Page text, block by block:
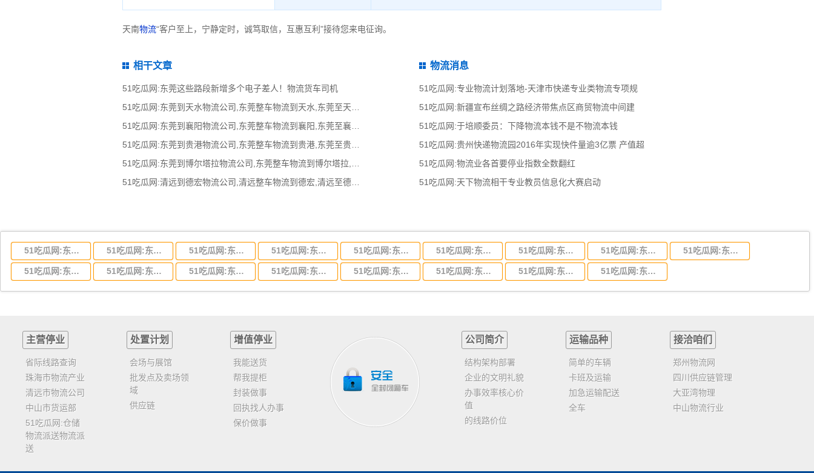
天南物流“客户至上，宁静定时，诚笃取信，互惠互利”接待您来电征询。
相干文章
51吃瓜网:东莞这些路段新增多个电子差人！物流货车司机
51吃瓜网:东莞到襄阳物流公司,东莞整车物流到襄阳,东莞至襄阳物流专线 - 天南
51吃瓜网:东莞到贵港物流公司,东莞整车物流到贵港,东莞至贵港物流专线 - 天南
51吃瓜网:清远到德宏物流公司,清远整车物流到德宏,清远至德宏物流专线 - 天南
物流消息
51吃瓜网:专业物流计划落地-天津市快递专业类物流专项规
51吃瓜网:新疆宣布丝绸之路经济带焦点区商贸物流中间建
51吃瓜网:于培顺委员：下降物流本钱不是不物流本钱
51吃瓜网:贵州快递物流园2016年实现快件量逾3亿票 产值超
51吃瓜网:物流业各首要停业指数全数翻红
51吃瓜网:天下物流相干专业教员信息化大赛启动
51吃瓜网:东莞到湖北省物流专线,东莞到湖北省物流公司 51吃瓜网:东莞到河南省物流专线,东莞到河南省物流公司 51吃瓜网:东莞到湖南省物流专线,东莞到湖南省物流公司 51吃瓜网:东莞到河北省物流专线,东莞到河北省物流公司 51吃瓜网:东莞到吉林省物流运输,东莞到吉林省物流公司 51吃瓜网:东莞到甘肃省物流运输,东莞到甘肃省物流公司 51吃瓜网:东莞到陕西省物流运输,东莞到陕西省物流公司 51吃瓜网:东莞到贵州省物流运输,东莞到贵州省物流公司 51吃瓜网:东莞到四川省物流专线,东莞到四川省物流公司
51吃瓜网:东莞到云南省物流运输,东莞到云南省物流公司 51吃瓜网:东莞到江西省物流专线,东莞到江西省物流公司 51吃瓜网:东莞到安徽省物流专线,东莞到安徽省物流公司 51吃瓜网:东莞到山东省物流专线,东莞到山东省物流公司 51吃瓜网:东莞到江苏物流专线运输,东莞到江苏省物流公司 51吃瓜网:东莞到浙江省物流运输,东莞到浙江省物流公司 51吃瓜网:东莞到福建省物流运输,东莞到福建省物流公司 51吃瓜网:东莞到广西物流专线,东莞到广西物流公司
主营停业
省际线路查询
珠海市物流产业
清远市物流公司
中山市货运部
51吃瓜网:仓储
物流派送物流派
送
处置计划
会场与展馆
批发点及卖场领
域
供应链
增值停业
我能送货
帮我提柜
封装做事
回执找人办事
保价做事
公司简介
结构架构部署
企业的文明礼貌
办事效率核心价
值
的线路价位
运输品种
简单的车辆
卡班及运输
加急运输配送
全车
接洽咱们
郑州物流网
四川供应链管理
大亚湾物理
中山物流行业